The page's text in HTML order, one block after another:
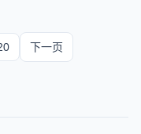
下一页